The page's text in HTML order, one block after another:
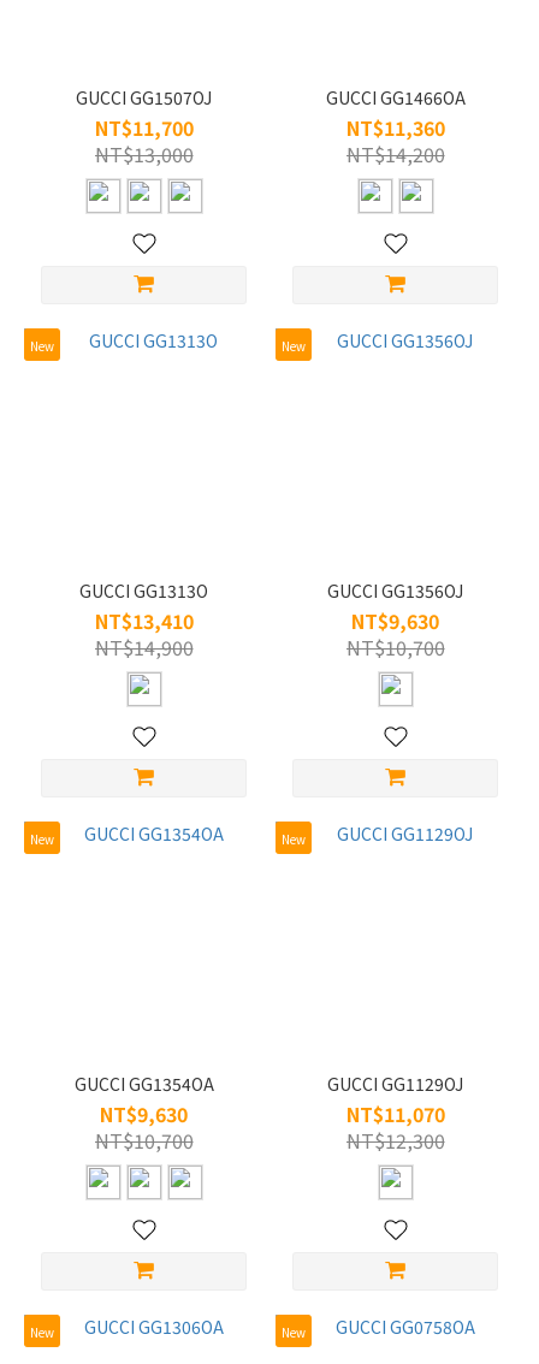
GUCCI GG1507OJ
NT$11,700
NT$13,000
GUCCI GG1466OA
NT$11,360
NT$14,200
New
GUCCI GG1313O
NT$13,410
NT$14,900
New
GUCCI GG1356OJ
NT$9,630
NT$10,700
New
GUCCI GG1354OA
NT$9,630
NT$10,700
New
GUCCI GG1129OJ
NT$11,070
NT$12,300
New New